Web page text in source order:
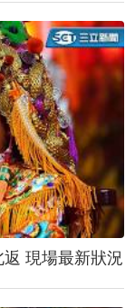
現場最新狀況